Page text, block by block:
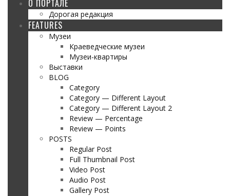
О ПОРТАЛЕ
Дорогая редакция
FEATURES
Музеи
Краеведческие музеи
Музеи-квартиры
Выставки
BLOG
Category
Category — Different Layout
Category — Different Layout 2
Review — Percentage
Review — Points
POSTS
Regular Post
Full Thumbnail Post
Video Post
Audio Post
Gallery Post